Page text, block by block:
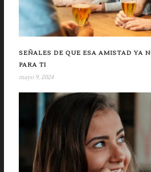
SEÑALES DE QUE ESA AMISTAD YA
PARA TI
mayo 9, 2024